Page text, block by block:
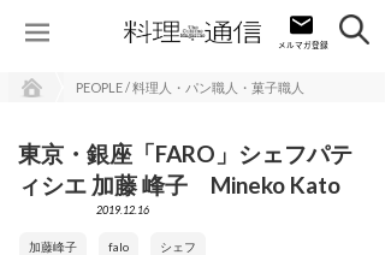
PEOPLE / 料理人・パン職人・菓子職人
東京・銀座「FARO」シェフパテ
ィシエ 加藤 峰子 Mineko Kato
2019.12.16
加藤峰子 falo シェフ